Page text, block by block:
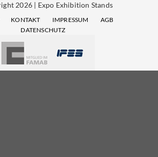
2026 | Expo Exhibition Stands
KONTAKT IMPRESSUM
AGB
DATENSCHUTZ